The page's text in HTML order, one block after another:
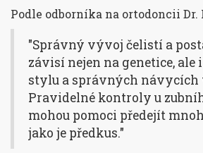
Podle odborníka na ortodoncii Dr.
"Správný vývoj čelistí a
závisí nejen na genetice,
stylu a správných návycích
Pravidelné kontroly u
mohou pomoci předejít
jako je předkus."